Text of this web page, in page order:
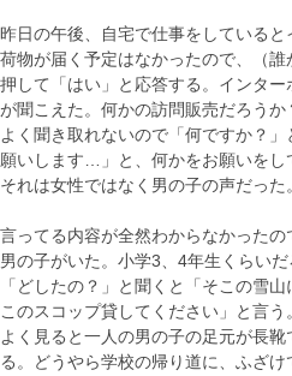
昨日の午後、自宅で仕事をしていると
荷物が届く予定はなかったので、（
押して「はい」と応答する。インタ
が聞こえた。何かの訪問販売だろうか
よく聞き取れないので「何ですか？
願いします…」と、何かをお願いをし
それは女性ではなく男の子の声だった。
言ってる内容が全然わからなかった
男の子がいた。小学3、4年生くらいだ
「どしたの？」と聞くと「そこの雪
このスコップ貸してください」と言う。
よく見ると一人の男の子の足元が長
る。どうやら学校の帰り道に、ふざ